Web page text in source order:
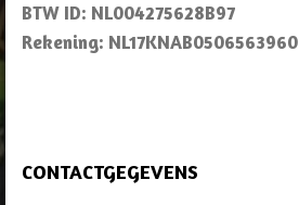
BTW ID: NL004275628B97
Rekening: NL17KNAB0506563960
CONTACTGEGEVENS